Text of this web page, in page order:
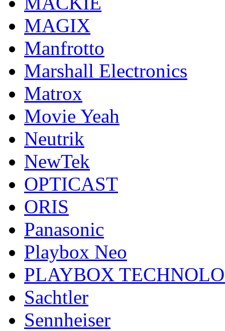
MAGIX
Manfrotto
Marshall Electronics
Matrox
Movie Yeah
Neutrik
NewTek
OPTICAST
ORIS
Panasonic
Playbox Neo
PLAYBOX
Sachtler
Sennheiser